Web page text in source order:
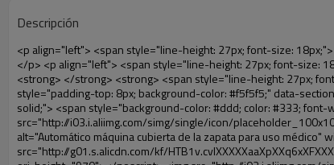
Descripción
<p align="left"> <span style="line-height: 27px; font-size: 18px;"> <strong> <span style="line-height: 27px; font-family: Arial;"> Nombre del producto: automático máquina de la cubierta </span> </strong> </span> </p> <p align="left"> <span style="line-height: 27px; font-size: 18px;"> <strong> </strong> <strong> </strong> <strong> </strong> <strong> </strong> <strong> </strong> <strong> </strong> <strong> </strong> <strong> </strong> <strong> <span style="line-height: 27px; font-family: Arial;"> Modelo no.: XT-46C </span> </strong> </span> </p> <p align="left">&nbsp;</p> <div id="ali-anchor-AliPostDhMb-hg729" style="padding-top: 8px; background-color: #f5f5f5;" data-section="AliPostDhMb-hg729" data-section-title="Product Uses"> <div id="ali-title-AliPostDhMb-hg729" style="padding: 8px 0px; border-bottom-style: solid;"> <span style="background-color: #ddd; color: #333; font-weight: bold; padding: 8px 10px; line-height: 12px;"> Producto utiliza </span> </div> <div style="padding: 10px 0px;"> <p>&nbsp;<img src="http://i03.i.aliimg.com/simg/single/icon/placeholder_100x100.png" data-src="http://g01.s.alicdn.com/kf/HTB1v.cvIXXXXXaaXpXXq6xXFXXXJ/200852200/HTB1v.cvIXXXXXaaXpXXq6xXFXXXJ.jpg" data-alt="Automático máquina cubierta de la zapata para uso médico" width="700" ori-width="800" ori-height="970" /> <noscript><img src="http://g01.s.alicdn.com/kf/HTB1v.cvIXXXXXaaXpXXq6xXFXXXJ/200852200/HTB1v.cvIXXXXXaaXpXXq6xXFXXXJ.jpg" alt="Automático máquina cubierta de la zapata para uso médico" width="700" ori-width="800" ori-height="970"></noscript> <img src="http://i03.i.aliimg.com/simg/single/icon/placeholder_100x100.png" data-src="http://g04.s.alicdn.com/kf/HTB1AmpcHVXXXXXqXXXXq6xXFXXX3/200852200/HTB1AmpcHVXXXXXqXXXXq6xXFXXX3.jpg" data-alt="Automático máquina cubierta de la zapata para uso médico" width="700" ori-width="590" ori-height="588" /> <noscript><img src="http://g04.s.alicdn.com/kf/HTB1AmpcHVXXXXXqXXXXq6xXFXXX3/200852200/HTB1AmpcHVXXXXXqXXXXq6xXFXXX3.jpg" alt="Automático máquina cubierta de la zapata para uso médico" width="700" ori-width="590" ori-height="588"></noscript> </p> <p>&nbsp;</p> </div> </div> <div id="ali-anchor-AliPostDhMb-g01as" style="padding-top: 8px;" data-section="AliPostDhMb-g01as" data-section-title="Technology"> <div id="ali-title-AliPostDhMb-g01as" style="padding: 8px 0px; border-bottom-style: solid;"> <span style="background-color: #ddd; color: #333; font-weight: bold; padding: 8px 10px; line-height: 12px;"> Tecnología </span> </div> <div style="padding: 10px 0px;"> <p>&nbsp; <span style="line-height: 21px; font-size: 14px;"> <span style="line-height: normal; font-family: Arial;"> Esta máquina de la cubierta automática utiliza el principio de que <span style="line-height: 21px; color: #0000ff;">